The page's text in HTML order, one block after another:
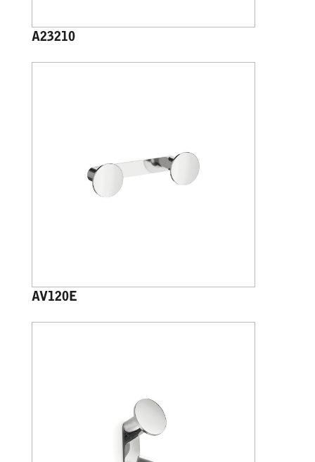
A23210
AV120E